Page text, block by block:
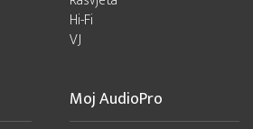
Hi-Fi
VJ
Moj AudioPro